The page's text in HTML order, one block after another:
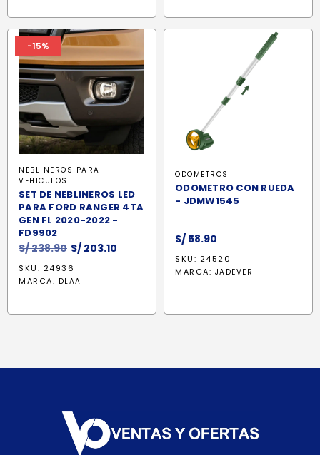
-15%
NEBLINEROS PARA
VEHICULOS
SET DE NEBLINEROS LED
PARA FORD RANGER 4TA
GEN FL 2020-2022 -
FD9902
S/238.90 El
precio
original
S/ 203.10
SKU: 24936
MARCA: DLAA
ODOMETROS
ODOMETRO CON RUEDA
- JDMW1545
S/ 58.90
SKU: 24520
MARCA: JADEVER